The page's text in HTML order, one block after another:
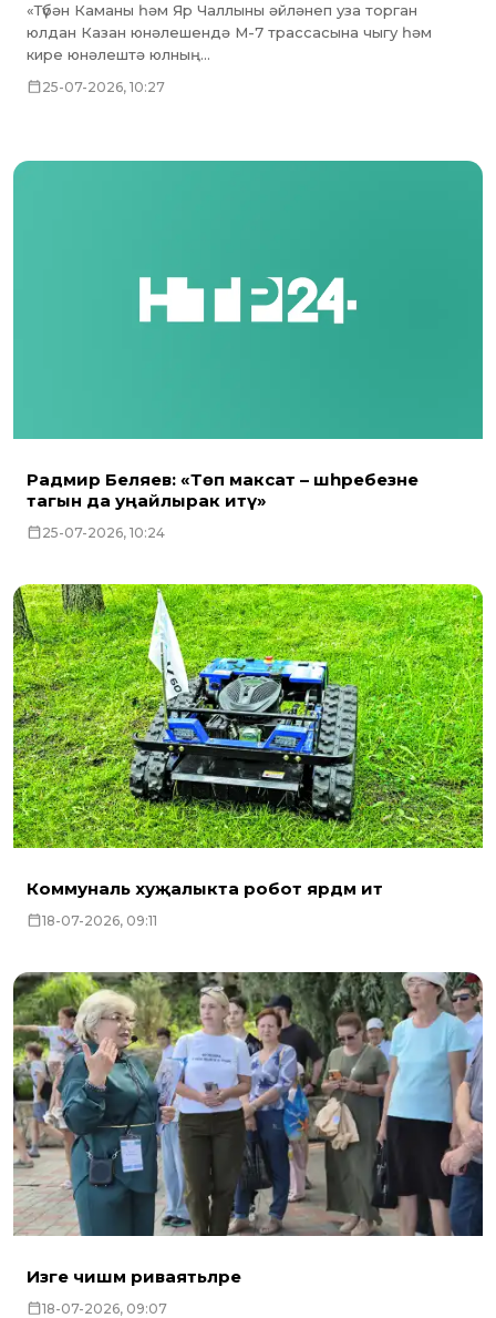
«Түбән Каманы һәм Яр Чаллыны әйләнеп уза торган
юлдан Казан юнәлешендә М-7 трассасына чыгу һәм
кире юнәлештә юлның...
25-07-2026, 10:27
Радмир Беляев: «Төп максат – шәһәребезне
тагын да уңайлырак итү»
25-07-2026, 10:24
Коммуналь хуҗалыкта робот ярдәм итә
18-07-2026, 09:11
Изге чишмә риваятьләре
18-07-2026, 09:07